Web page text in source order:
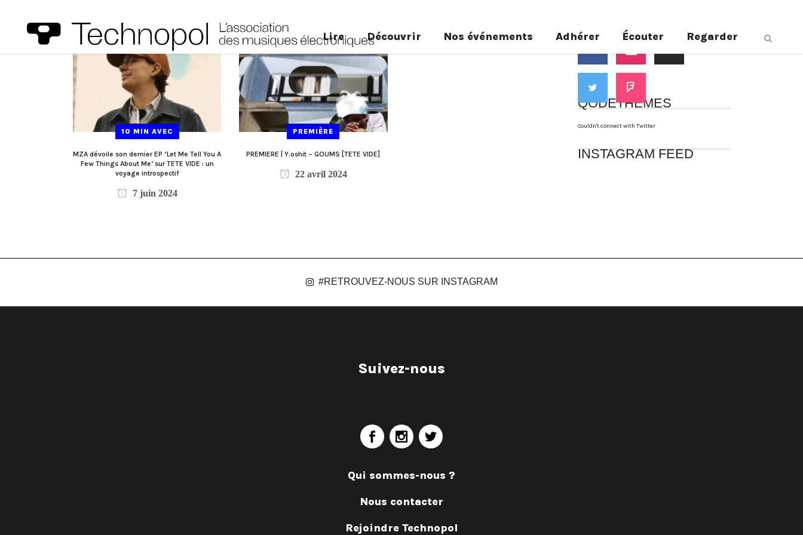
Lire Découvrir Nos événements Adhérer Écouter Regarder
10 MIN AVEC
MZA dévoile son dernier EP ‘Let Me Tell You A
Few Things About Me’ sur TETE VIDE : un
voyage introspectif
7 juin 2024
PREMIÈRE
PREMIERE | Y.oshit – GOUMS [TETE VIDE]
22 avril 2024
Suivez-nous
QODETHEMES
Couldn't connect with Twitter
INSTAGRAM FEED
#RETROUVEZ-NOUS SUR INSTAGRAM
Suivez-nous
Qui sommes-nous ?
Nous contacter
Rejoindre Technopol